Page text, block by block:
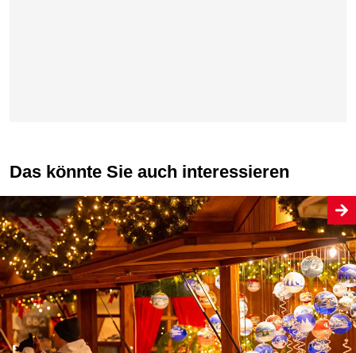
Das könnte Sie auch interessieren